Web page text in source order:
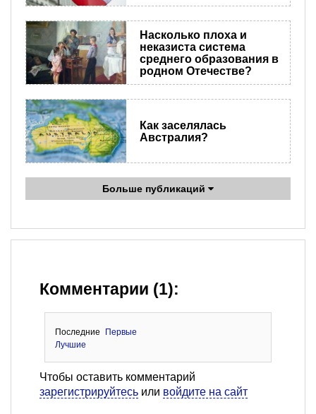
Насколько плоха и
неказиста система
среднего образования в
родном Отечестве?
Как заселялась
Австралия?
Больше публикаций
Комментарии (1):
Последние
Первые
Лучшие
Чтобы оставить комментарий
зарегистрируйтесь или войдите на сайт